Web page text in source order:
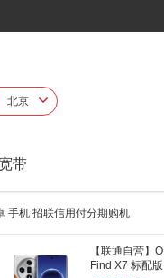
北京
宽带
手机 招联信用付分期购机
【联通自营】
Find X7 标配版